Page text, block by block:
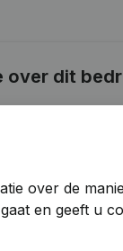
over dit
over de
en geeft u